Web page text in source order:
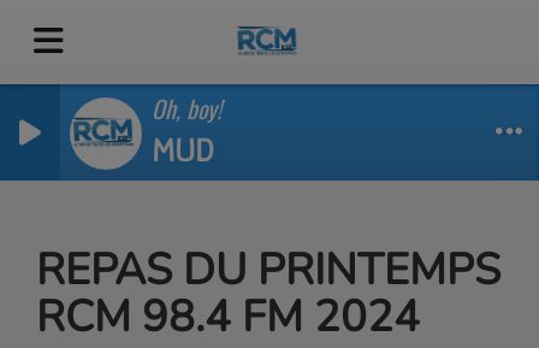
Oh, boy!
MUD
REPAS DU PRINTEMPS
RCM 98.4 FM 2024